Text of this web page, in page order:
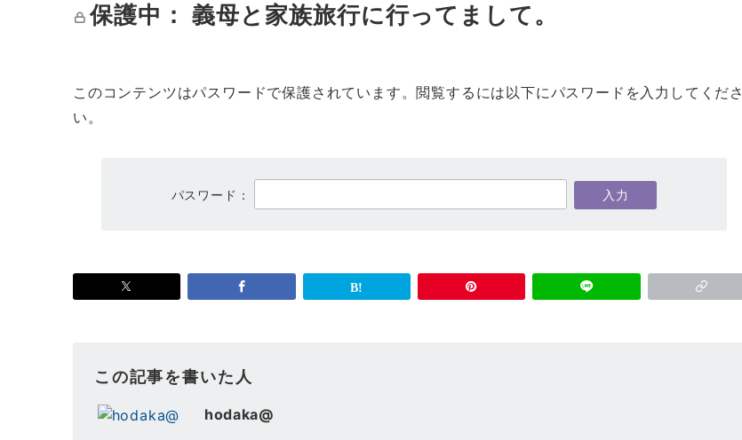
保護中： 義母と家族旅行に行ってまして。
このコンテンツはパスワードで保護されています。閲覧するには以下にパスワードを入力してくださ
い。
パスワード：
この記事を書いた人
hodaka@